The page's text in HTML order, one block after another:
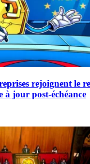
rejoignent le
à jour post-échéance